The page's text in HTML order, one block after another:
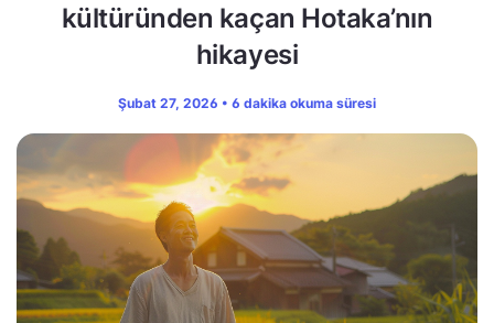
kültüründen kaçan Hotaka’nın
hikayesi
Şubat 27, 2026 • 6 dakika okuma süresi